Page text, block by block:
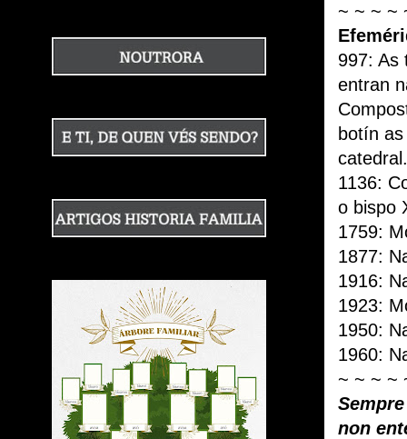
~ ~ ~ ~
997: As
entran
botín
catedral.
1136:
o bispo
1759:
1877:
1916:
1923:
1950:
1960:
~ ~ ~ ~
non